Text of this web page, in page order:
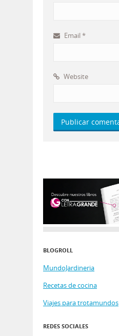
Email *
Website
BLOGROLL
MundoJardineria
Recetas de cocina
Viajes para trotamundos
REDES SOCIALES